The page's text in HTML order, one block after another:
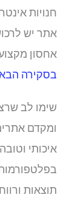
חנויות
אתר יש
אחסון
בסקירה הבאה.
שימו לב
ומקדם
איכותי
בפלטפורמות
תוצאות